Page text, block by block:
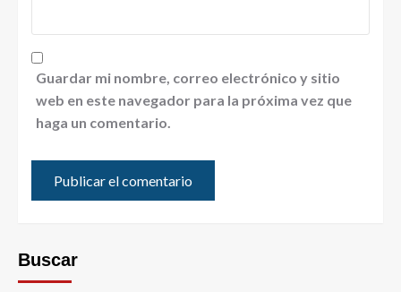
Guardar mi nombre, correo electrónico y sitio
web en este navegador para la próxima vez que
haga un comentario.
Buscar